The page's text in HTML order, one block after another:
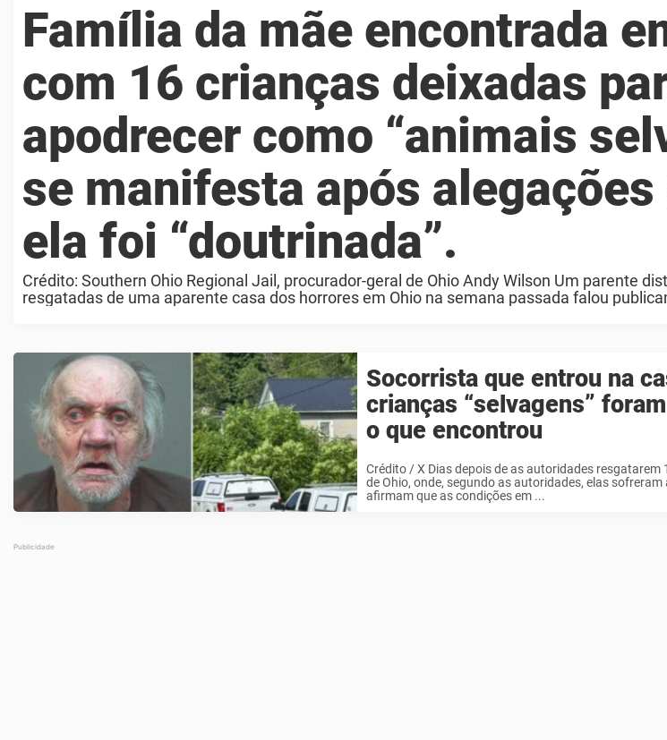
Família da mãe encontrada
com 16 crianças deixadas
apodrecer como “animais
se manifesta após alegações
ela foi “doutrinada”.
Crédito: Southern Ohio Regional Jail, procurador-geral de Ohio Andy Wilson Um parente
resgatadas de uma aparente casa dos horrores em Ohio na semana passada falou
Socorrista que entrou na
crianças “selvagens”
o que encontrou
Crédito / X Dias depois de as autoridades resgatarem
de Ohio, onde, segundo as autoridades, elas
afirmam que as condições em ...